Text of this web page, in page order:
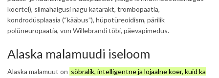
koertel), silmahaigusi nagu katarakt, trombopaatia,
kondrodüsplaasia (“kääbus”), hüpotüreoidism, pärilik
polüneuropaatia, von Willebrandi tõbi, päevapimedus.
Alaska malamuudi iseloom
Alaska malamuut on sõbralik, intelligentne ja lojaalne koer, kuid ka